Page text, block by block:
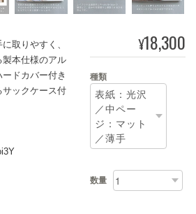
取りやすく、
製本仕様のアル
ドカバー付き
ックケース付
¥18,300
種類
数量